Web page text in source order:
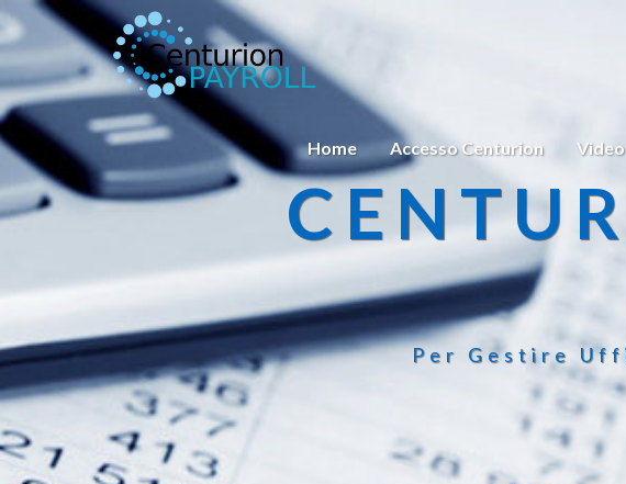
Home Accesso Centurion Video
Per Gestire